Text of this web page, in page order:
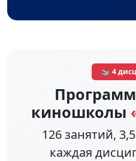
📚 4
киношколы
126 занятий,
каждая